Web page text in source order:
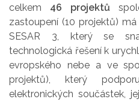
celkem 46 projektů
zastoupení (10 projektů)
SESAR 3, který se
technologická řešení k
evropského nebe a ve
projektů), který
elektronických součástek,